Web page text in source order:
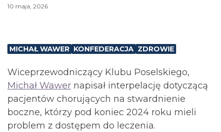
10 maja, 2026
MICHAŁ WAWER KONFEDERACJA ZDROWIE
Wiceprzewodniczący Klubu Poselskiego,
Michał Wawer napisał interpelację dotyczącą
pacjentów chorujących na stwardnienie
boczne, którzy pod koniec 2024 roku mieli
problem z dostępem do leczenia.